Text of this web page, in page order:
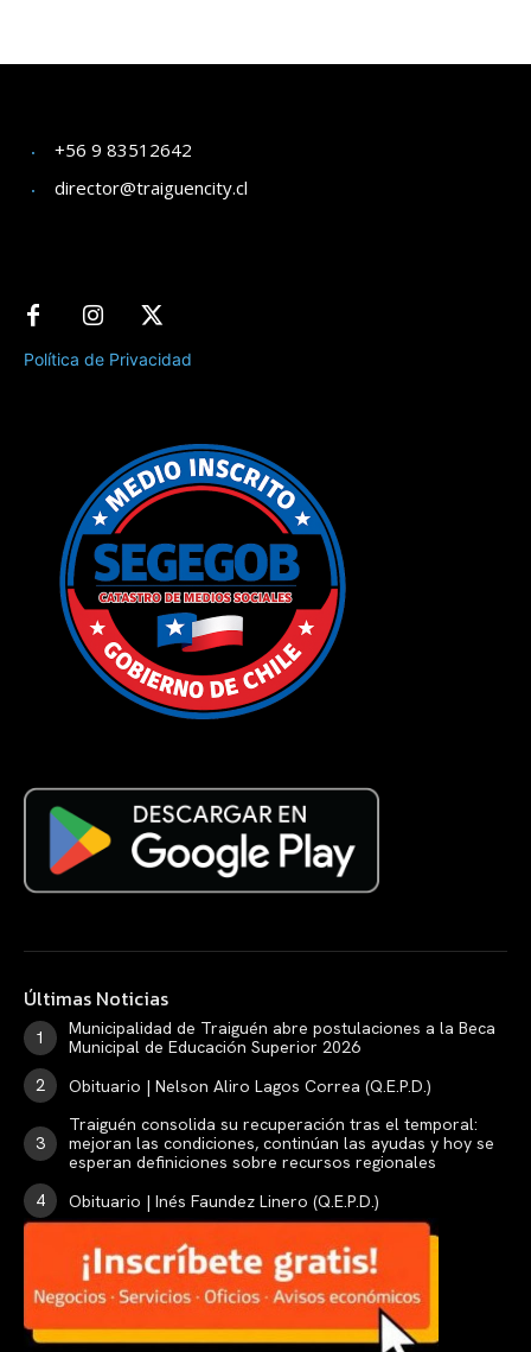
+56 9 83512642
director@traiguencity.cl
Política de Privacidad
Últimas Noticias
Municipalidad de Traiguén abre postulaciones a la Beca
Municipal de Educación Superior 2026
Obituario | Nelson Aliro Lagos Correa (Q.E.P.D.)
Traiguén consolida su recuperación tras el temporal:
mejoran las condiciones, continúan las ayudas y hoy se
esperan definiciones sobre recursos regionales
Obituario | Inés Faundez Linero (Q.E.P.D.)